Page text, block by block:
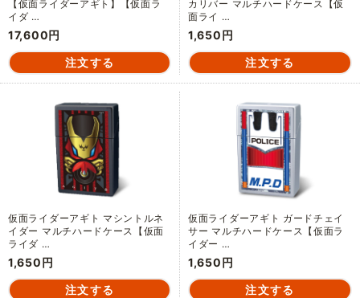
【仮面ライダーアギト】【仮面ラ
イダ …
17,600円
カリバー マルチハードケース【仮
面ライ …
1,650円
仮面ライダーアギト マシントルネ
イダー マルチハードケース【仮面
ライダ …
1,650円
仮面ライダーアギト ガードチェイ
サー マルチハードケース【仮面ラ
イダー …
1,650円